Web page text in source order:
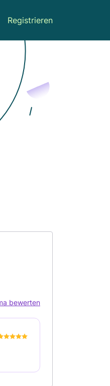
Registrieren
bewerten